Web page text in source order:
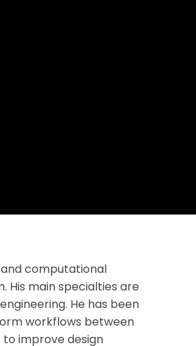
computational
His main specialties are
He has been
workflows between
to improve design